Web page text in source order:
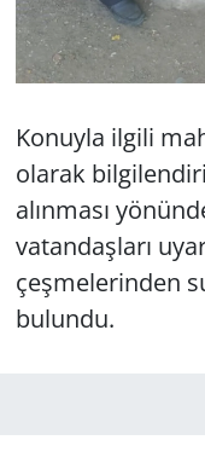
Konuyla ilgili
olarak
alınması
vatandaşları
çeşmelerinden
bulundu.